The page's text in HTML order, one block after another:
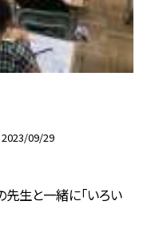
2023/09/29
生と一緒に「いろい